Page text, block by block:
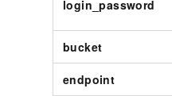
login_password
bucket
endpoint